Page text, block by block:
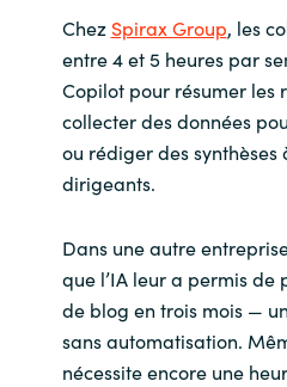
Chez Spirax Group, les
entre 4 et 5 heures par
Copilot pour résumer les
collecter des données
ou rédiger des synthèses
dirigeants.
Dans une autre
que l’IA leur a permis de
de blog en trois mois —
sans automatisation.
nécessite encore une